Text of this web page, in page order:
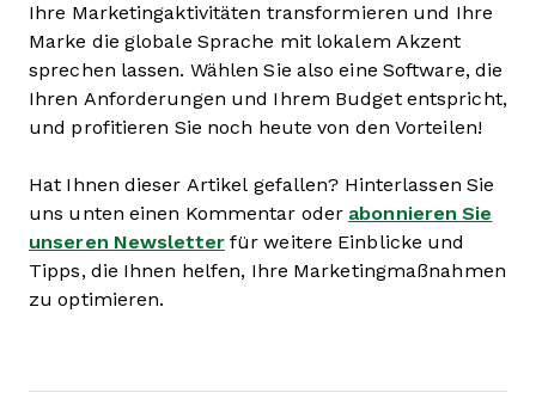
Ihre Marketingaktivitäten transformieren und Ihre
Marke die globale Sprache mit lokalem Akzent
sprechen lassen. Wählen Sie also eine Software, die
Ihren Anforderungen und Ihrem Budget entspricht,
und profitieren Sie noch heute von den Vorteilen!
Hat Ihnen dieser Artikel gefallen? Hinterlassen Sie
uns unten einen Kommentar oder abonnieren Sie
unseren Newsletterfür weitere Einblicke und
Tipps, die Ihnen helfen, Ihre Marketingmaßnahmen
zu optimieren.